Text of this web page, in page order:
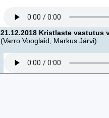
21.12.2018 Kristlaste vastutus
(Varro Vooglaid, Markus Järvi)